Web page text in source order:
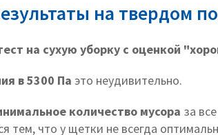
на твердом
на сухую уборку с оценкой
в5300 Па это неудивительно.
количество мусора за
тем, что у щетки не всегда